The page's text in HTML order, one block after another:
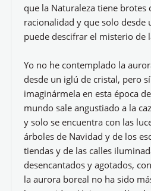
que la Naturaleza tiene brotes
racionalidad y que solo desde
puede descifrar el misterio de
Yo no he contemplado la
desde un iglú de cristal, pero
imaginármela en esta época
mundo sale angustiado a la
y solo se encuentra con las
árboles de Navidad y de los
tiendas y de las calles
desencantados y agotados,
la aurora boreal no ha sido